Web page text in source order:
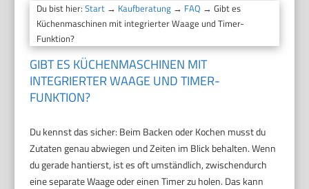
Du bist hier:Start → Kaufberatung → FAQ → Gibt es
Küchenmaschinen mit integrierter Waage und Timer-
Funktion?
GIBT ES KÜCHENMASCHINEN MIT
INTEGRIERTER WAAGE UND TIMER-
FUNKTION?
Du kennst das sicher: Beim Backen oder Kochen musst du
Zutaten genau abwiegen und Zeiten im Blick behalten. Wenn
du gerade hantierst, ist es oft umständlich, zwischendurch
eine separate Waage oder einen Timer zu holen. Das kann